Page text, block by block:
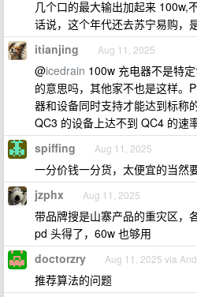
几个口的最大输出加起来 100w,
话说，这个年代还去苏宁易购，
itianjing Aug 11, 2025
@icedrain 100w 充电器不是特
的意思吗，其他家不也是这样。
器和设备同时支持才能达到标称
QC3 的设备上达不到 QC4 的速
spiffing Aug 11, 2025
一分价钱一分货，太便宜的当然
jzphx Aug 11, 2025
带品牌搜是山寨产品的重灾区，
pd 头得了，60w 也够用
doctorzry Aug 11, 2025 via
推荐算法的问题